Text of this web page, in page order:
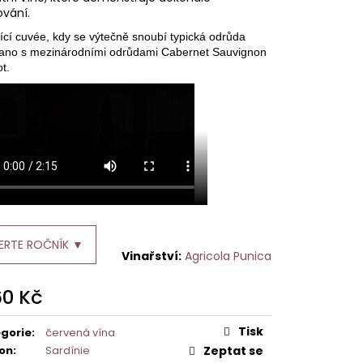
cuvée, kdy se výtečně snoubí typická odrůda
s mezinárodními odrůdami Cabernet Sauvignon
ROČNÍK ▼
Agricola Punica
Kč
:
červená vína
:
Sardínie
Tisk
Zeptat se